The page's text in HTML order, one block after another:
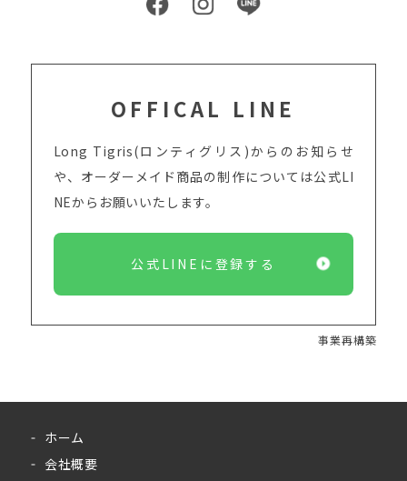
OFFICAL LINE
Long Tigris(ロンティグリス)からのお知らせ
や、オーダーメイド商品の制作については公式LI
NEからお願いいたします。
公式LINEに登録する
事業再構築
ホーム
会社概要